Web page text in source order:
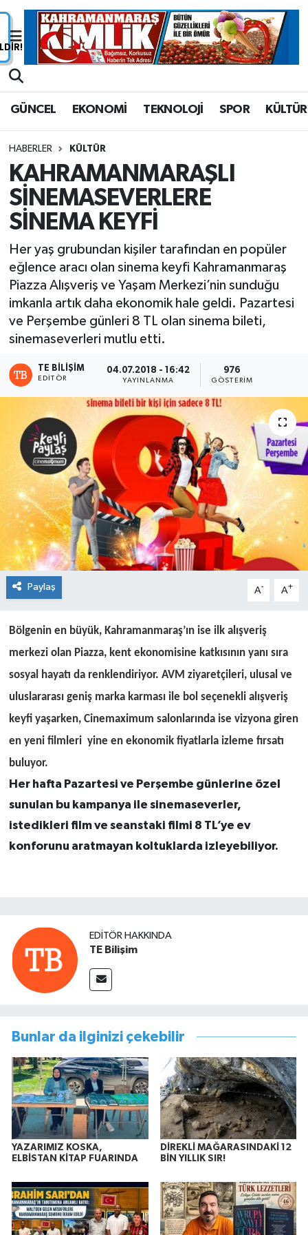
GÜNCEL EKONOMİ TEKNOLOJİ SPOR KÜLTÜR
HABERLER KÜLTÜR
KAHRAMANMARAŞLI
SİNEMASEVERLERE
SİNEMA KEYFİ
Her yaş grubundan kişiler tarafından en popüler
eğlence aracı olan sinema keyfi Kahramanmaraş
Piazza Alışveriş ve Yaşam Merkezi’nin sunduğu
imkanla artık daha ekonomik hale geldi. Pazartesi
ve Perşembe günleri 8 TL olan sinema bileti,
sinemaseverleri mutlu etti.
TE BILIŞIM
EDITÖR
04.07.2018 - 16:42
YAYINLANMA
976
GÖSTERIM
Paylaş A- A+
Bölgenin en büyük, Kahramanmaraş’ın ise ilk alışveriş
merkezi olan Piazza, kent ekonomisine katkısının yanı sıra
sosyal hayatı da renklendiriyor. AVM ziyaretçileri, ulusal ve
uluslararası geniş marka karması ile bol seçenekli alışveriş
keyfi yaşarken, Cinemaximum salonlarında ise vizyona giren
en yeni filmleri yine en ekonomik fiyatlarla izleme fırsatı
buluyor.
Her hafta Pazartesi ve Perşembe günlerine özel
sunulan bu kampanya ile sinemaseverler,
istedikleri film ve seanstaki filmi 8 TL’ye ev
konforunu aratmayan koltuklarda izleyebiliyor.
EDITÖR HAKKINDA
TE Bilişim
Bunlar da ilginizi çekebilir
YAZARIMIZ KOSKA,
ELBİSTAN KİTAP FUARINDA
DİREKLİ MAĞARASINDAKİ 12
BİN YILLIK SIR!
Nöbetçi Eczaneler
Süper Lig Puan Durumu ve Fikstür
Tüm Manşetler
Son Dakika Haberleri
Haber Arşivi